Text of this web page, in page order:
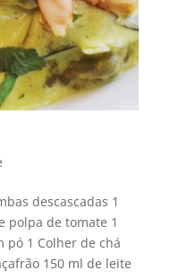
descascadas 1
polpa de tomate 1
pó 1 Colher de chá
150 ml de leite